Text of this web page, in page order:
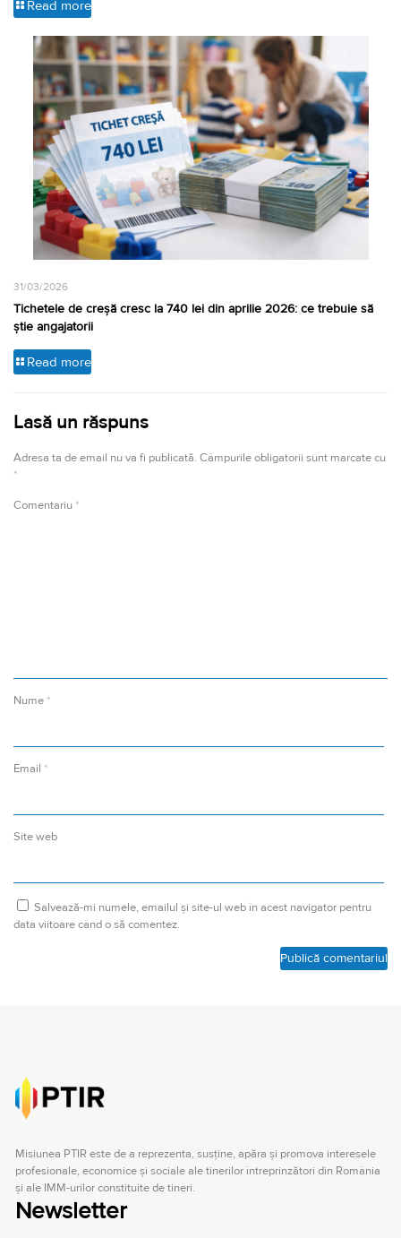
Read more
31/03/2026
Tichetele de creșă cresc la 740 lei din aprilie 2026: ce trebuie să
știe angajatorii
Read more
Lasă un răspuns
Adresa ta de email nu va fi publicată. Câmpurile obligatorii sunt marcate cu
*
Comentariu *
Nume *
Email *
Site web
Salvează-mi numele, emailul și site-ul web în acest navigator pentru
data viitoare când o să comentez.
Misiunea PTIR este de a reprezenta, susţine, apăra şi promova interesele
profesionale, economice şi sociale ale tinerilor întreprinzători din România
şi ale IMM-urilor constituite de tineri.
Newsletter